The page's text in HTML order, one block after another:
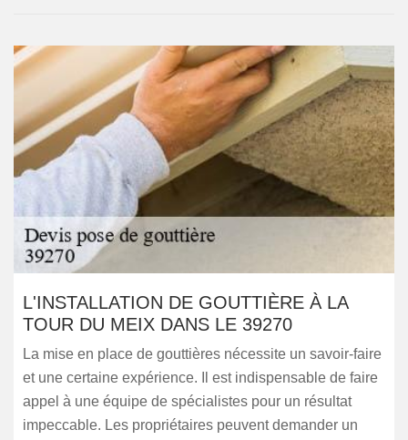
L'INSTALLATION DE GOUTTIÈRE À LA
TOUR DU MEIX DANS LE 39270
La mise en place de gouttières nécessite un savoir-faire
et une certaine expérience. Il est indispensable de faire
appel à une équipe de spécialistes pour un résultat
impeccable. Les propriétaires peuvent demander un